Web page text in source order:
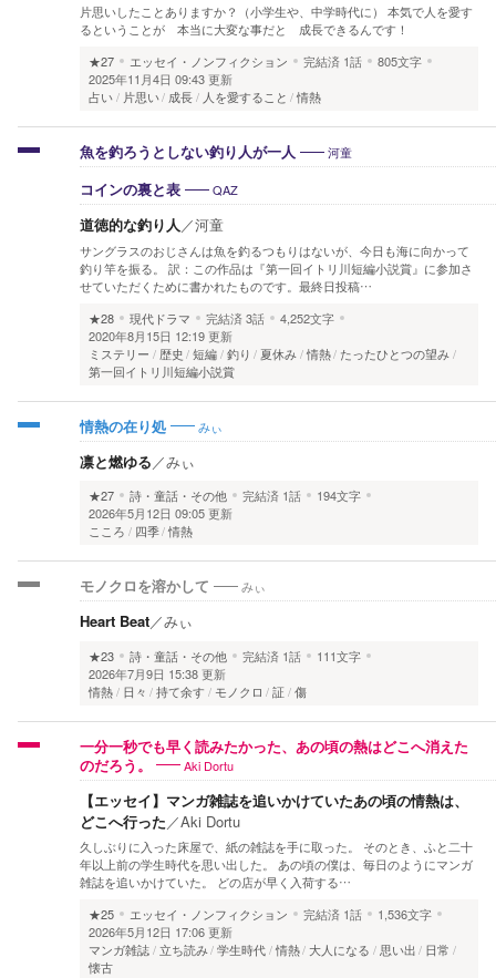
片思いしたことありますか？（小学生や、中学時代に） 本気で人を愛す
るということが 本当に大変な事だと 成長できるんです！
★27
エッセイ・ノンフィクション 完結済 1話
805文字
2025年11月4日 09:43 更新
占い
片思い 成長 人を愛すること 情熱
魚を釣ろうとしない釣り人が一人 河童
コインの裏と表 QAZ
道徳的な釣り人／河童
サングラスのおじさんは魚を釣るつもりはないが、今日も海に向かって
釣り竿を振る。 訳：この作品は『第一回イトリ川短編小説賞』に参加さ
せていただくために書かれたものです。最終日投稿…
★28
現代ドラマ 完結済3話
4,252文字
2020年8月15日 12:19 更新
ミステリー
歴史 短編 釣り 夏休み 情熱 たったひとつの望み
第一回イトリ川短編小説賞
情熱の在り処 みぃ
凛と燃ゆる／みぃ
★27 詩・童話・その他 完結済 1話
194文字
2026年5月12日 09:05 更新
こころ
四季 情熱
モノクロを溶かして みぃ
Heart Beat／みぃ
★23 詩・童話・その他 完結済 1話
111文字
2026年7月9日 15:38 更新
情熱
日々 持て余す モノクロ 証 傷
一分一秒でも早く読みたかった、あの頃の熱はどこへ消えた
のだろう。
Aki Dortu
【エッセイ】マンガ雑誌を追いかけていたあの頃の情熱は、
どこへ行った ／Aki Dortu
久しぶりに入った床屋で、紙の雑誌を手に取った。 そのとき、ふと二十
年以上前の学生時代を思い出した。 あの頃の僕は、毎日のようにマンガ
雑誌を追いかけていた。 どの店が早く入荷する…
★25
エッセイ・ノンフィクション 完結済 1話
1,536文字
2026年5月12日 17:06 更新
マンガ雑誌 立ち読み 学生時代 情熱 大人になる 思い出
日常
懐古